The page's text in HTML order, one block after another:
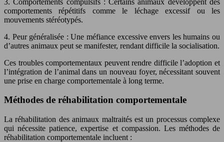
comportements répétitifs comme le léchage excessif ou les
mouvements stéréotypés.
4. Peur généralisée : Une méfiance excessive envers les humains ou
d’autres animaux peut se manifester, rendant difficile la socialisation.
Ces troubles comportementaux peuvent rendre difficile l’adoption et
l’intégration de l’animal dans un nouveau foyer, nécessitant souvent
une prise en charge comportementale à long terme.
Méthodes de réhabilitation comportementale
La réhabilitation des animaux maltraités est un processus complexe
qui nécessite patience, expertise et compassion. Les méthodes de
réhabilitation comportementale incluent :